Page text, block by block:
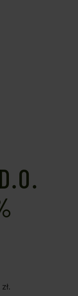
zł.